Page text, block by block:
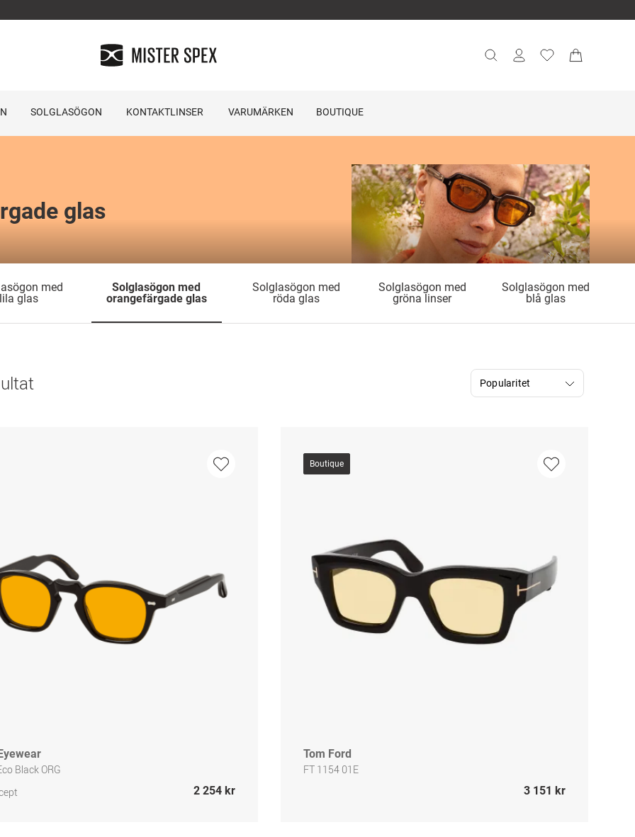
SOLGLASÖGON KONTAKTLINSER VARUMÄRKEN BOUTIQUE
glas
med
lila glas
Solglasögon med
orangefärgade glas
Solglasögon med
röda glas
Solglasögon med
gröna linser
Solglasögon med
blå glas
Black ORG
2 254 kr
Boutique
Tom Ford
FT 1154 01E
3 151 kr